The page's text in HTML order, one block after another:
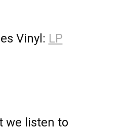
Vinyl: LP
we listen to